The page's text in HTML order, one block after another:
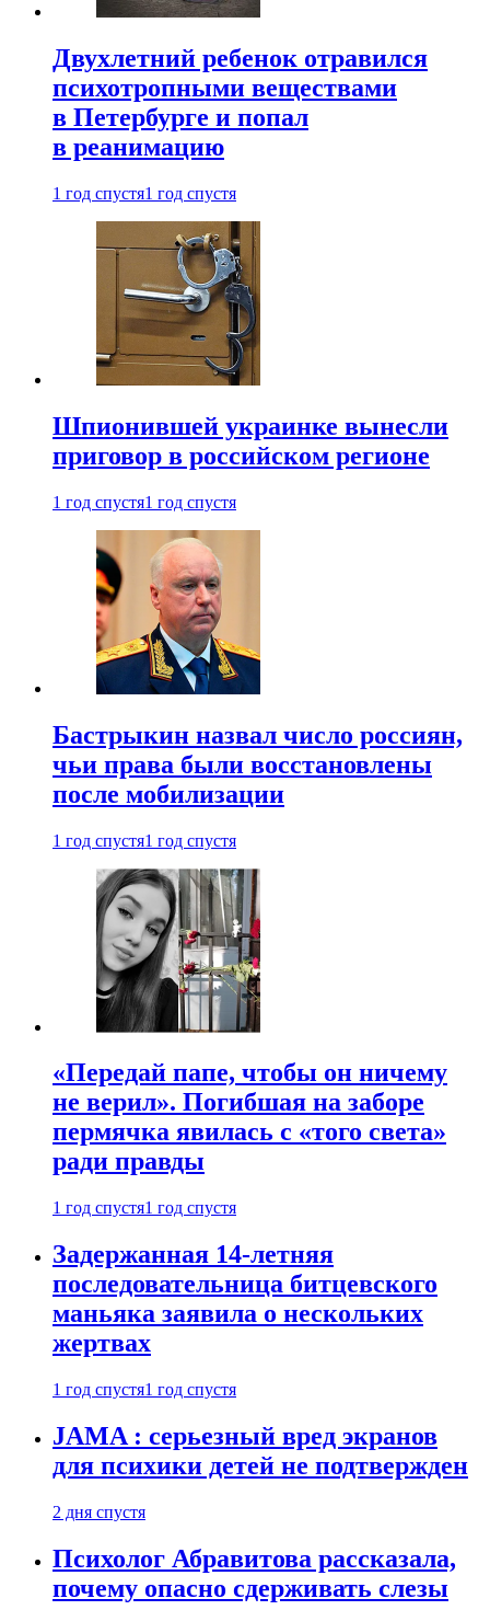
Двухлетний ребенок отравился
психотропными веществами
в Петербурге и попал
в реанимацию
1 год спустя1 год спустя
Шпионившей украинке вынесли
приговор в российском регионе
1 год спустя1 год спустя
Бастрыкин назвал число россиян,
чьи права были восстановлены
после мобилизации
1 год спустя1 год спустя
«Передай папе, чтобы он ничему
не верил». Погибшая на заборе
пермячка явилась с «того света»
ради правды
1 год спустя1 год спустя
Задержанная 14-летняя
последовательница битцевского
маньяка заявила о нескольких
жертвах
1 год спустя1 год спустя
JAMA : серьезный вред экранов
для психики детей не подтвержден
2 дня спустя
Психолог Абравитова рассказала,
почему опасно сдерживать слезы